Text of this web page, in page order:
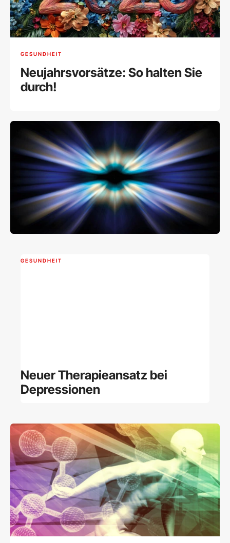
GESUNDHEIT
Neujahrsvorsätze: So halten Sie
durch!
GESUNDHEIT
Neuer Therapieansatz bei
Depressionen